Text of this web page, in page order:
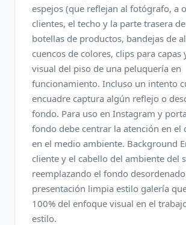
espejos (que reflejan al fotógrafo, a
clientes, el techo y la parte trasera
botellas de productos, bandejas de
cuencos de colores, clips para capas
visual del piso de una peluquería en
funcionamiento. Incluso un intento
encuadre captura algún reflejo o
fondo. Para uso en Instagram y
fondo debe centrar la atención en el
en el medio ambiente. Background
cliente y el cabello del ambiente del
reemplazando el fondo
presentación limpia estilo galería
100% del enfoque visual en el
estilo.